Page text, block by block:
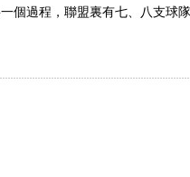
個過程，聯盟裏有七、八支球